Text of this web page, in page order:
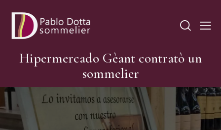
Hipermercado Gèant contratò un
sommelier